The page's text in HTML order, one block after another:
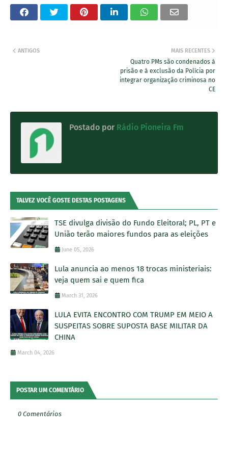
MAIS RECENTES
Quatro PMs são condenados à
prisão e à exclusão da Polícia por
integrar organização criminosa no
CE
ANTIGOS
Postado por Rádio Pioneira Fm
TALVEZ VOCÊ GOSTE DESTAS POSTAGENS
TSE divulga divisão do Fundo Eleitoral; PL, PT e
União terão maiores fundos para as eleições
June 05, 2026
Lula anuncia ao menos 18 trocas ministeriais:
veja quem sai e quem fica
March 31, 2026
LULA EVITA ENCONTRO COM TRUMP EM MEIO A
SUSPEITAS SOBRE SUPOSTA BASE MILITAR DA
CHINA
March 04, 2026
POSTAR UM COMENTÁRIO
0 Comentários